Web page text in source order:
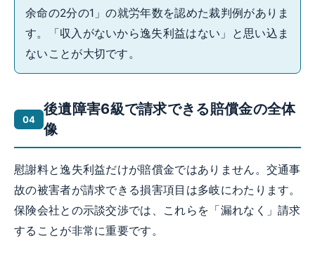
余命の2分の1」の就労年数を認めた裁判例がありま
す。「収入がないから逸失利益はない」と思い込ま
ないことが大切です。
後遺障害6級で請求できる賠償金の全体
像
慰謝料と逸失利益だけが賠償金ではありません。交通事
故の被害者が請求できる損害項目は多岐にわたります。
保険会社との示談交渉では、これらを「漏れなく」請求
することが非常に重要です。